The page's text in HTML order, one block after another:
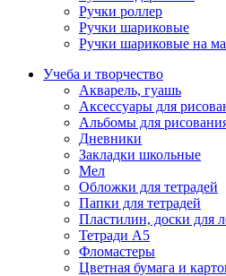
Ручки роллер
Ручки шариковые
Ручки шариковые на
Учеба и творчество
Акварель, гуашь
Аксессуары для
Альбомы для
Дневники
Закладки школьные
Мел
Обложки для тетрадей
Папки для тетрадей
Пластилин, доски для
Тетради А5
Фломастеры
Цветная бумага и